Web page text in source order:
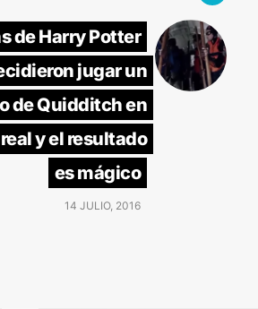
de Harry Potter
jugar un
de Quidditch en
y el resultado
es mágico
14 JULIO, 2016